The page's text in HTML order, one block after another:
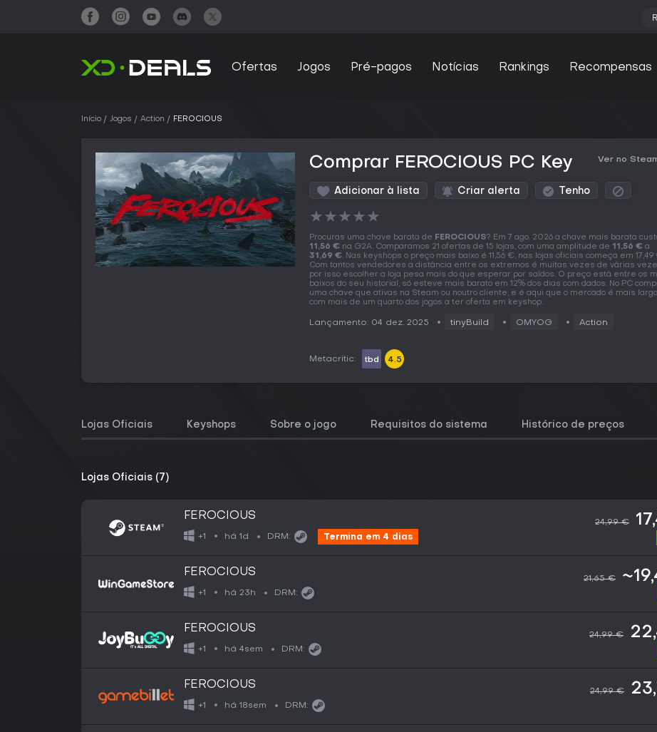
Ofertas Jogos Pré-pagos Notícias Rankings Recompensas
Início Jogos Action FEROCIOUS
Comprar FEROCIOUS PC Key Ver no
Adicionar à lista Criar alerta Tenho
★★★★★
Procuras uma chave barata de FEROCIOUS? Em 7 ago. 2026 a chave mais barata
11,56 € na G2A. Comparamos 21 ofertas de 15 lojas, com uma amplitude de 11,56 € a
31,69 €. Nas keyshops o preço mais baixo é 11,56 €, nas lojas oficiais começa em 17,49
Com tantos vendedores a distância entre os extremos é muitas vezes de várias
por isso escolher a loja pesa mais do que esperar por saldos. O preço está entre os
baixos do seu historial, só esteve mais barato em 12% dos dias com dados. No PC
uma chave que ativas na Steam ou noutro cliente, e é aqui que o mercado é mais
com mais de um quarto dos jogos a ter oferta em keyshop.
Lançamento: 04 dez. 2025 tinyBuild OMYOG Action
Metacritic: tbd 4.5
Lojas Oficiais Keyshops Sobre o jogo Requisitos do sistema Histórico de preços
Lojas Oficiais (7)
FEROCIOUS
+1 há 1d DRM: Termina em 4 dias
24,99 €
FEROCIOUS
+1 há 23h DRM:
21,65 €
FEROCIOUS
+1 há 4sem DRM:
24,99 €
FEROCIOUS
+1 há 18sem DRM:
24,99 €